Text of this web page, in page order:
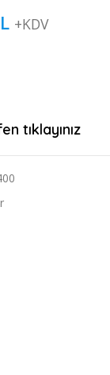
+KDV
tıklayınız